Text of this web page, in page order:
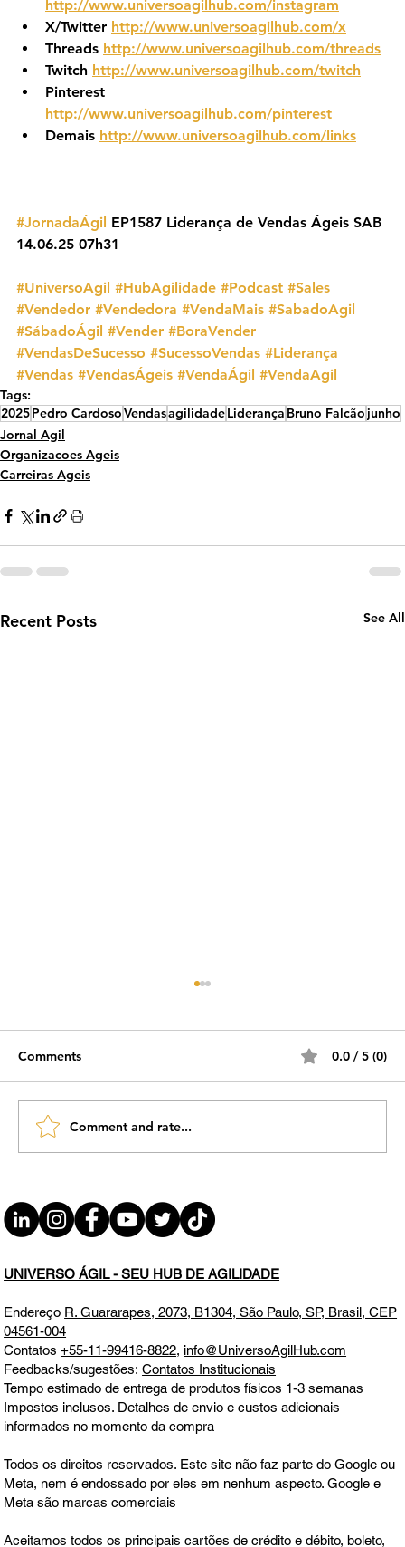
http://www.universoagilhub.com/instagram
X/Twitter http://www.universoagilhub.com/x
Threads http://www.universoagilhub.com/threads
Twitch http://www.universoagilhub.com/twitch
Pinterest
http://www.universoagilhub.com/pinterest
Demais http://www.universoagilhub.com/links
#JornadaÁgil EP1587 Liderança de Vendas Ágeis SAB
14.06.25 07h31
#UniversoAgil #HubAgilidade #Podcast #Sales
#Vendedor #Vendedora #VendaMais #SabadoAgil
#SábadoÁgil #Vender #BoraVender
#VendasDeSucesso #SucessoVendas #Liderança
#Vendas #VendasÁgeis #VendaÁgil #VendaAgil
Tags:
2025Pedro CardosoVendasagilidadeLiderança Bruno Falcãojunho
Jornal Agil
Organizacoes Ageis
Carreiras Ageis
Recent Posts See All
Membership, MORE QUI 12.06.25
07h31
Comments 0.0 / 5 (0)
Comment and rate...
UNIVERSO ÁGIL - SEU HUB DE AGILIDADE
Endereço R. Guararapes, 2073, B1304, São Paulo, SP, Brasil, CEP
04561-004
Contatos+55-11-99416-8822, info@UniversoAgilHub.com
Feedbacks/sugestões:Contatos Institucionais
Tempo estimado de entrega de produtos físicos 1-3 semanas
Impostos inclusos. Detalhes de envio e custos adicionais
informados no momento da compra
Todos os direitos reservados. Este site não faz parte do Google ou
Meta, nem é endossado por eles em nenhum aspecto. Google e
Meta são marcas comerciais
Aceitamos todos os principais cartões de crédito e débito, boleto,